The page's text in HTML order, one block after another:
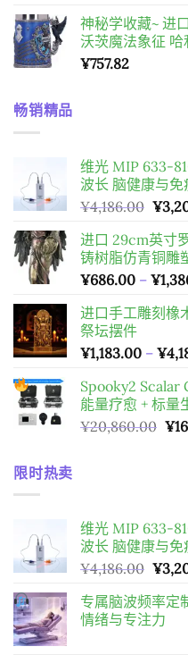
神秘学收藏~ 进
沃茨魔法象征
¥757.82
畅销精品
维光 MIP 633-
波长 脑健康与免
¥4,186.00 原
價
格：
¥
进口 29cm英寸
铸树脂仿青铜雕
¥686.00 – ¥
进口手工雕刻橡
祭坛摆件
¥1,183.00 – ¥
Spooky2 Scalar
能量疗愈 + 标量
¥20,860.00 原
¥
限时热卖
维光 MIP 633-
波长 脑健康与免
¥4,186.00 原
價
格：
¥
专属脑波频率定
情绪与专注力